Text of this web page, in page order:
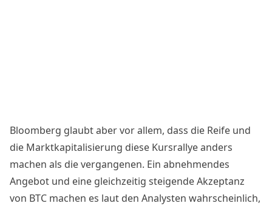
Bloomberg glaubt aber vor allem, dass die Reife und
die Marktkapitalisierung diese Kursrallye anders
machen als die vergangenen. Ein abnehmendes
Angebot und eine gleichzeitig steigende Akzeptanz
von BTC machen es laut den Analysten wahrscheinlich,